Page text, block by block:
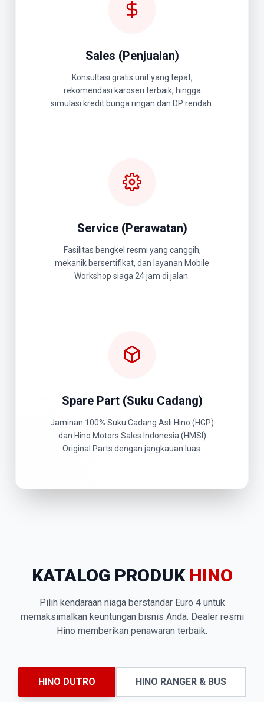
Sales (Penjualan)
Konsultasi gratis unit yang tepat,
rekomendasi karoseri terbaik, hingga
simulasi kredit bunga ringan dan DP rendah.
Service (Perawatan)
Fasilitas bengkel resmi yang canggih,
mekanik bersertifikat, dan layanan Mobile
Workshop siaga 24 jam di jalan.
Spare Part (Suku Cadang)
Jaminan 100% Suku Cadang Asli Hino (HGP)
dan Hino Motors Sales Indonesia (HMSI)
Original Parts dengan jangkauan luas.
KATALOG PRODUK HINO
Pilih kendaraan niaga berstandar Euro 4 untuk
memaksimalkan keuntungan bisnis Anda. Dealer resmi
Hino memberikan penawaran terbaik.
HINO DUTRO HINO RANGER & BUS